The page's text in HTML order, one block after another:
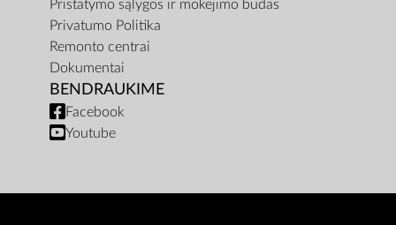
Pristatymo sąlygos ir mokėjimo būdas
Privatumo Politika
Remonto centrai
Dokumentai
BENDRAUKIME
Facebook
Youtube